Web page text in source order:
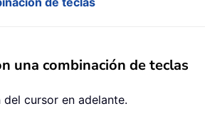
una combinación de teclas
cursor en adelante.